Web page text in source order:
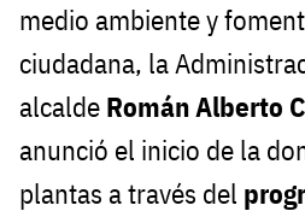
medio ambiente y
ciudadana, la
alcalde Román Alberto
anunció el inicio de la
plantas a través del